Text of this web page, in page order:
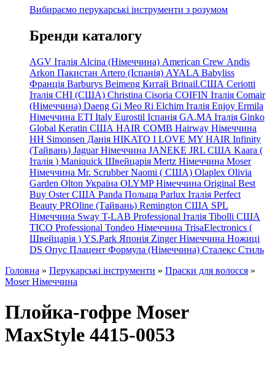
Вибираємо перукарські інструменти з розумом
Бренди каталогу
AGV Італія Alcina (Німеччина) American Crew Andis
Arkon Пакистан Artero (Іспанія) AYALA Babyliss
Франція Barburys Beimeng Китай Brinail.США Ceriotti
Італія CHI (США) Christina Cisoria COIFIN Італія Comair
(Німеччина) Daeng Gi Meo Ri Elchim Італія Enjoy Ermila
Німеччина ETI Italy Eurostil Іспанія GA.MA Італія Ginko
Global Keratin США HAIR COMB Hairway Німеччина
HH Simonsen Данія HIKATO I LOVE MY HAIR Infinity
(Тайвань) Jaguar Німеччина JANEKE JRL США Kaara (
Італія ) Maniquick Швейцарія Mertz Німеччина Moser
Німеччина Mr. Scrubber Naomi ( США) Olaplex Olivia
Garden Olton Україна OLYMP Німеччина Original Best
Buy Oster США Panda Польща Parlux Італія Perfect
Beauty PROline (Тайвань) Remington США SPL
Німеччина Sway T-LAB Professional Італія Tibolli США
TICO Professional Tondeo Німеччина TrisaElectronics (
Швейцарія ) YS.Park Японія Zinger Німеччина Ножиці
DS Опус Плацент Формула (Німеччина) Сталекс Стиль
Головна » Перукарські інструменти » Праски для волосся »
Moser Німеччина
Плойка-гофре Moser
MaxStyle 4415-0053